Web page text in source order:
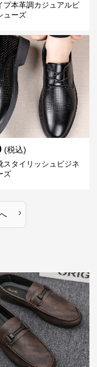
プ本革調カジュアルビ
ューズ
(税込)
スタイリッシュビジネ
ズ
›